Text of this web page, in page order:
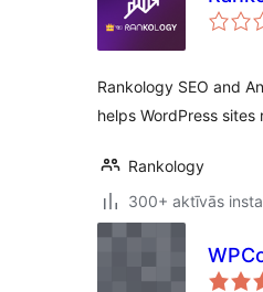
Rankology SEO and
helps WordPress
Rankology
300+ aktīvās